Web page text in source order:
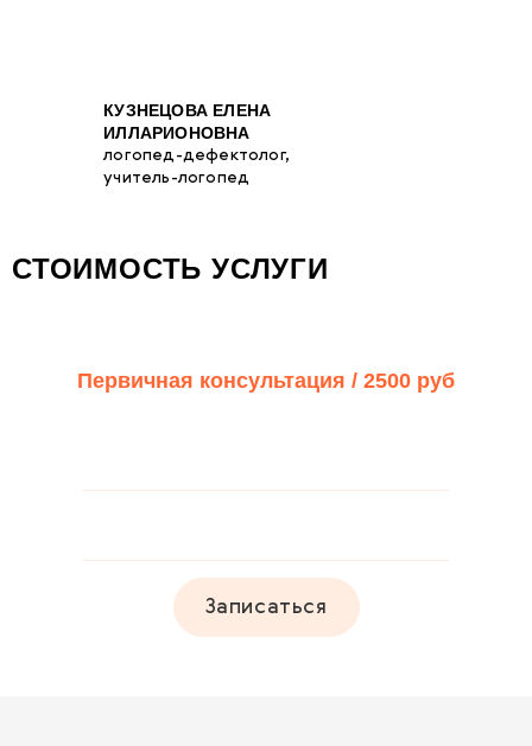
КУЗНЕЦОВА ЕЛЕНА
ИЛЛАРИОНОВНА
логопед-дефектолог,
учитель-логопед
СТОИМОСТЬ УСЛУГИ
Первичная консультация / 2500 руб
Записаться